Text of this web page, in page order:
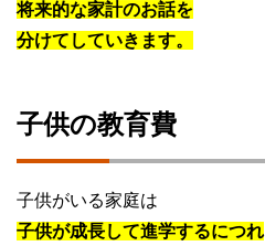
将来的な家計のお話を
分けてしていきます。
子供の教育費
子供がいる家庭は
子供が成長して進学するにつれ